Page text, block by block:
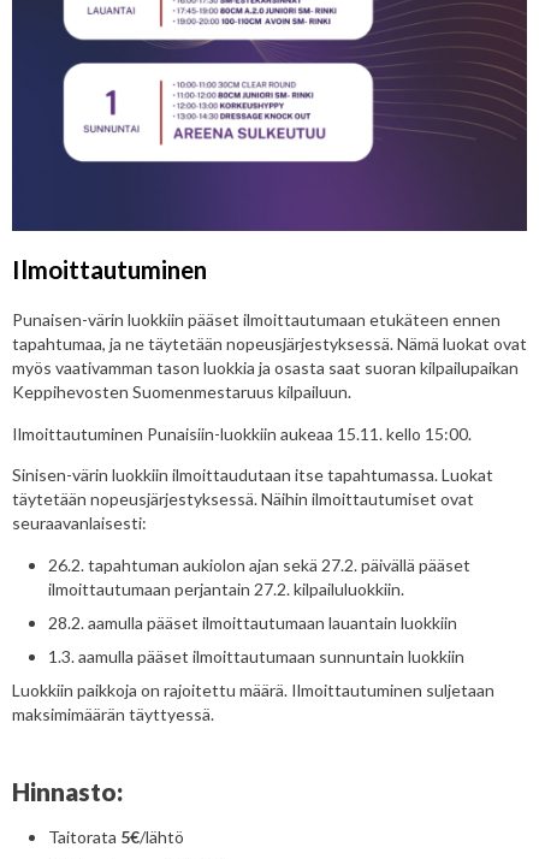
Ilmoittautuminen
Punaisen-värin luokkiin pääset ilmoittautumaan etukäteen ennen
tapahtumaa, ja ne täytetään nopeusjärjestyksessä. Nämä luokat ovat
myös vaativamman tason luokkia ja osasta saat suoran kilpailupaikan
Keppihevosten Suomenmestaruus kilpailuun.
Ilmoittautuminen Punaisiin-luokkiin aukeaa 15.11. kello 15:00.
Sinisen-värin luokkiin ilmoittaudutaan itse tapahtumassa. Luokat
täytetään nopeusjärjestyksessä. Näihin ilmoittautumiset ovat
seuraavanlaisesti:
26.2. tapahtuman aukiolon ajan sekä 27.2. päivällä pääset
ilmoittautumaan perjantain 27.2. kilpailuluokkiin.
28.2. aamulla pääset ilmoittautumaan lauantain luokkiin
1.3. aamulla pääset ilmoittautumaan sunnuntain luokkiin
Luokkiin paikkoja on rajoitettu määrä. Ilmoittautuminen suljetaan
maksimimäärän täyttyessä.
Hinnasto:
Taitorata 5€/lähtö